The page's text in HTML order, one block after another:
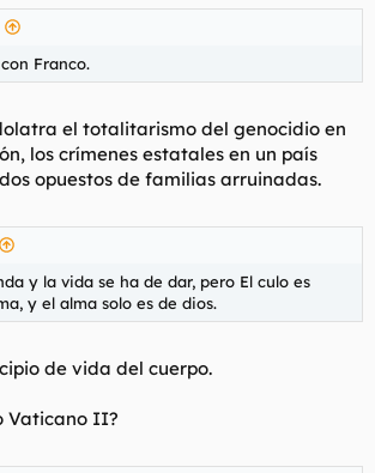
Franco.
el totalitarismo del genocidio en
los crímenes estatales en un país
opuestos de familias arruinadas.
y la vida se ha de dar, pero El culo es
y el alma solo es de dios.
de vida del cuerpo.
Vaticano II?